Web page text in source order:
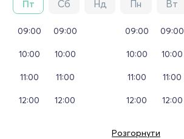
Пт Сб Нд Пн Вт
09:00
10:00
11:00
12:00
09:00
10:00
11:00
12:00
09:00
10:00
11:00
12:00
09:00
10:00
11:00
12:00
Розгорнути